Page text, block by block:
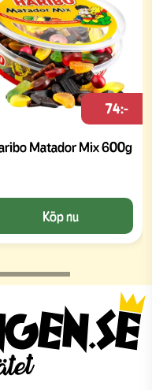
Matador Mix 600g
74:-
Köp nu